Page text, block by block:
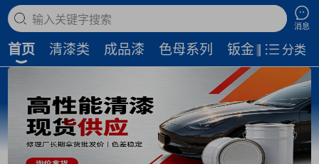
搜索商品
消息
首页 清漆类 成品漆 色母系列 钣金补土 磨
分类